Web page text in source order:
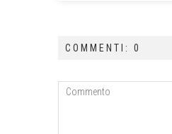
COMMENTI: 0